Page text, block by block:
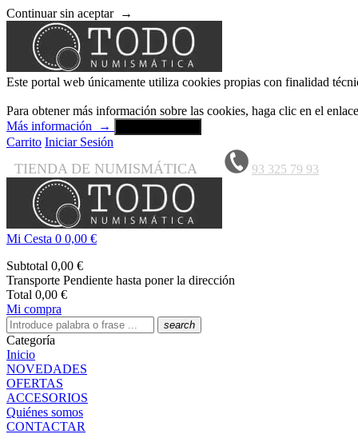
Continuar sin aceptar →
Este portal web únicamente utiliza cookies propias con finalidad
Para obtener más información sobre las cookies, haga clic en el
Más información
→
Carrito Iniciar Sesión
TIENDA DE NUMISMÁTICA 93 325 79 93
Mi Cesta 0 0,00 €
Subtotal 0,00 €
Transporte Pendiente hasta poner la dirección
Total 0,00 €
Mi compra
search
Categoría
Inicio
NOVEDADES
OFERTAS
ACCESORIOS
Quiénes somos
CONTACTAR